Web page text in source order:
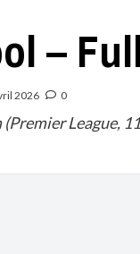
–
2026 0
(Premier League,